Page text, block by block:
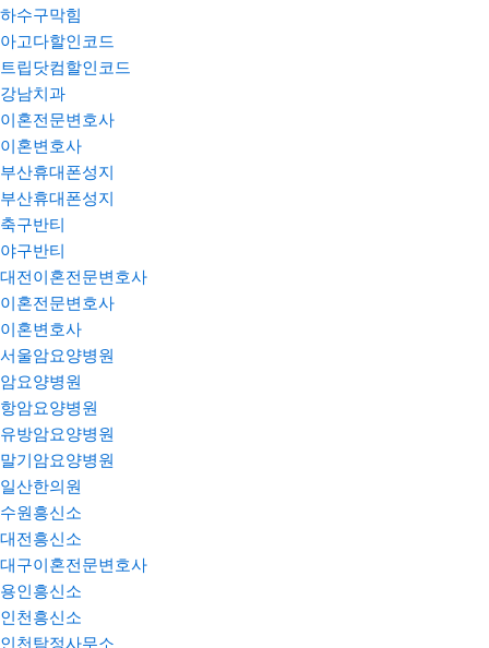
하수구막힘
아고다할인코드
트립닷컴할인코드
강남치과
이혼전문변호사
이혼변호사
부산휴대폰성지
부산휴대폰성지
축구반티
야구반티
대전이혼전문변호사
이혼전문변호사
이혼변호사
서울암요양병원
암요양병원
항암요양병원
유방암요양병원
말기암요양병원
일산한의원
수원흥신소
대전흥신소
대구이혼전문변호사
용인흥신소
인천흥신소
인천탐정사무소